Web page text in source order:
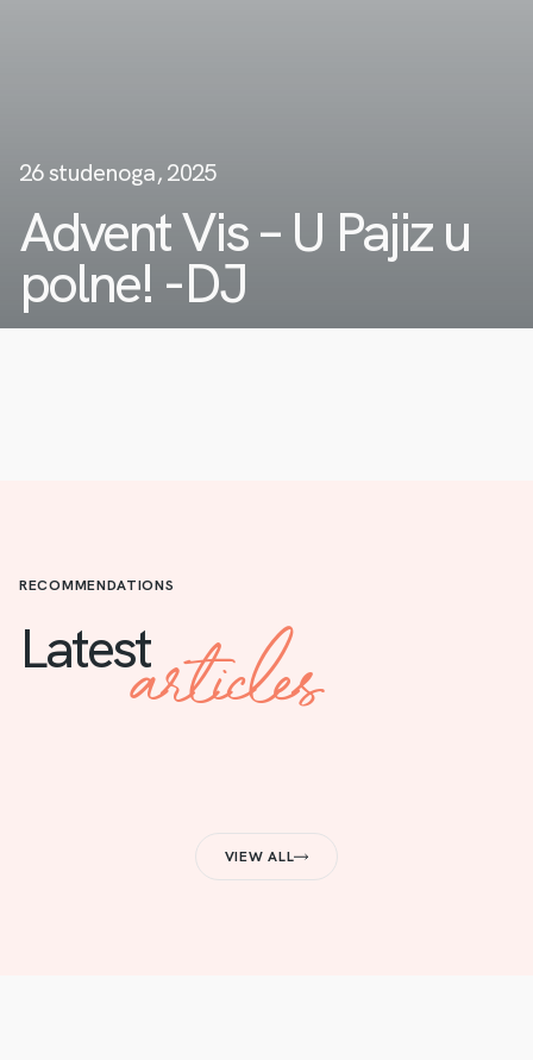
26 studenoga, 2025
Advent Vis – U Pajiz u
polne! -DJ
RECOMMENDATIONS
Latestarticles
VIEW ALL